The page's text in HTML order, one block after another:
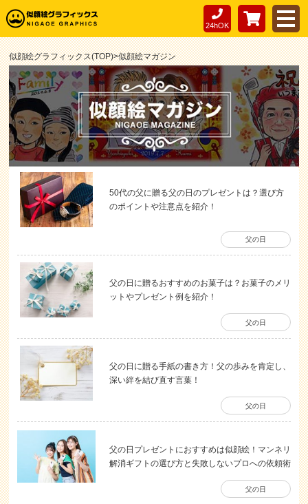
24hOK
似顔絵グラフィックス(TOP)>似顔絵マガジン
50代の父に贈る父の日のプレゼントは？選び方
のポイントや注意点を紹介！
父の日
父の日に贈るおすすめのお菓子は？お菓子のメリ
ットやプレゼント例を紹介！
父の日
父の日に贈る手紙の書き方！父の歩みを肯定し、
深い絆を結び直す言葉！
父の日
父の日プレゼントにおすすめは似顔絵！マンネリ
解消ギフトの選び方と失敗しないプロへの依頼術
父の日